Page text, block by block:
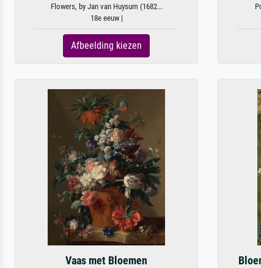
Flowers, by Jan van Huysum (1682...
18e eeuw |
Afbeelding kiezen
Vaas met Bloemen